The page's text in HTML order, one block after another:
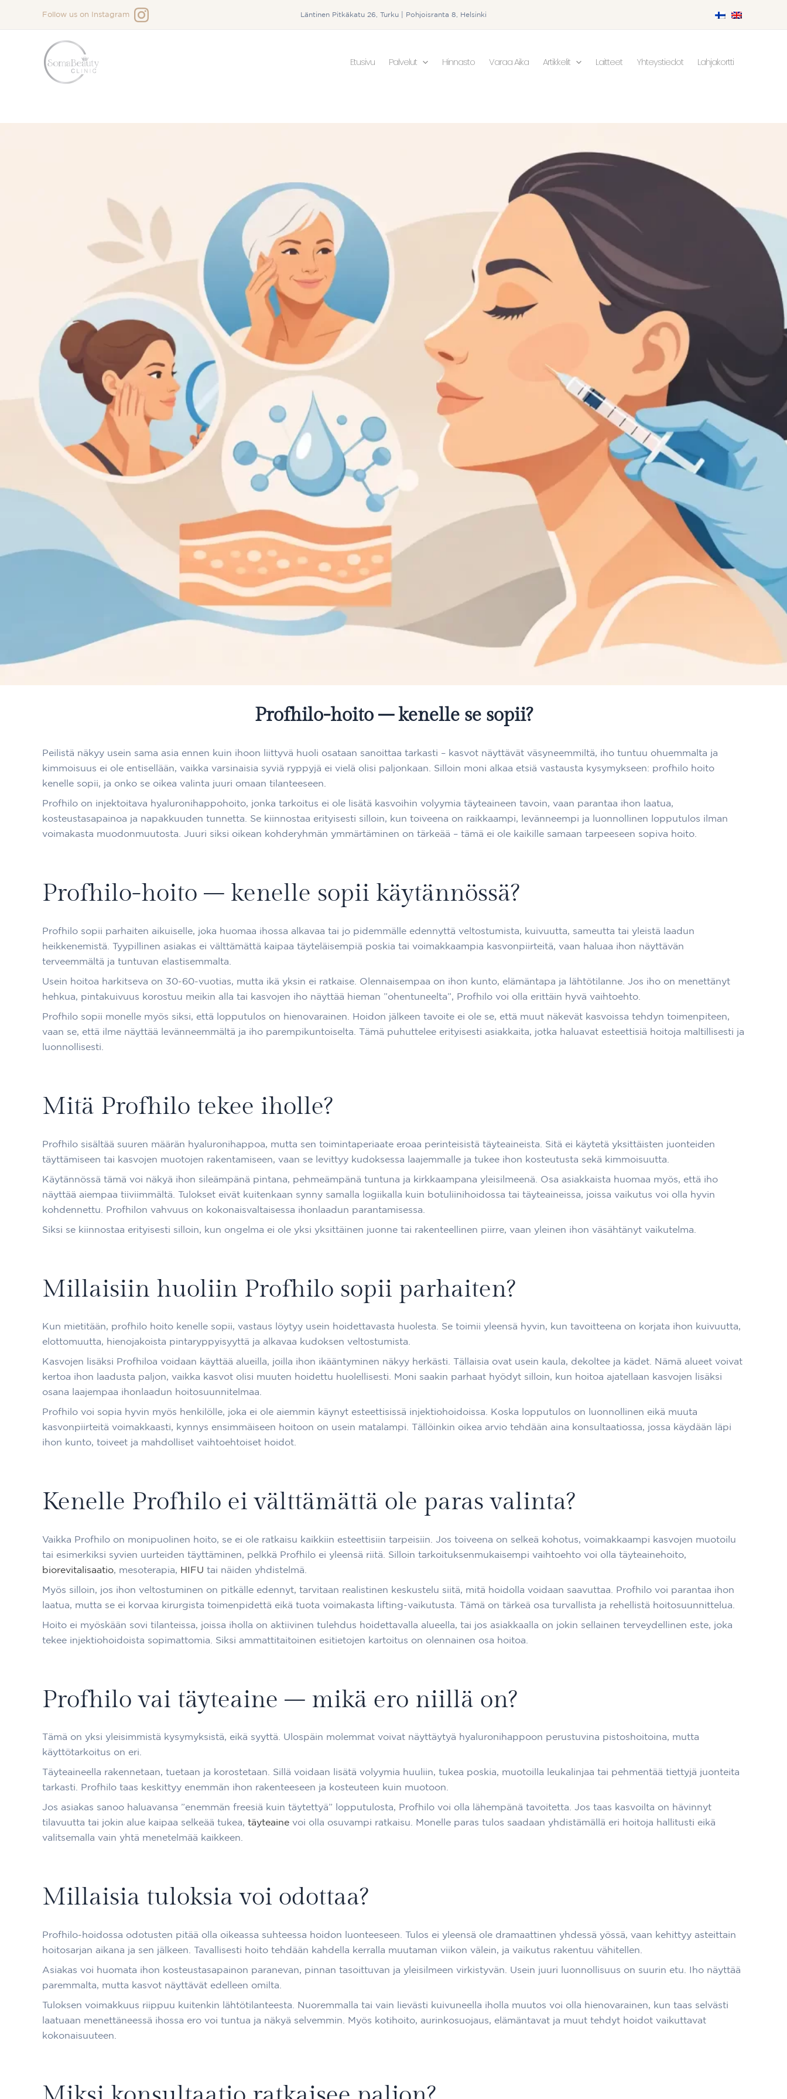
Follow us on Instagram Läntinen Pitkäkatu 26, Turku | Pohjoisranta 8, Helsinki
Etusivu Palvelut Hinnasto Varaa Aika Artikkelit Laitteet Yhteystiedot Lahjakortti
Profhilo-hoito – kenelle se sopii?
Peilistä näkyy usein sama asia ennen kuin ihoon liittyvä huoli osataan sanoittaa tarkasti – kasvot näyttävät väsyneemmiltä, iho tuntuu ohuemmalta ja
kimmoisuus ei ole entisellään, vaikka varsinaisia syviä ryppyjä ei vielä olisi paljonkaan. Silloin moni alkaa etsiä vastausta kysymykseen: profhilo hoito
kenelle sopii, ja onko se oikea valinta juuri omaan tilanteeseen.
Profhilo on injektoitava hyaluronihappohoito, jonka tarkoitus ei ole lisätä kasvoihin volyymia täyteaineen tavoin, vaan parantaa ihon laatua,
kosteustasapainoa ja napakkuuden tunnetta. Se kiinnostaa erityisesti silloin, kun toiveena on raikkaampi, levänneempi ja luonnollinen lopputulos ilman
voimakasta muodonmuutosta. Juuri siksi oikean kohderyhmän ymmärtäminen on tärkeää – tämä ei ole kaikille samaan tarpeeseen sopiva hoito.
Profhilo-hoito – kenelle sopii käytännössä?
Profhilo sopii parhaiten aikuiselle, joka huomaa ihossa alkavaa tai jo pidemmälle edennyttä veltostumista, kuivuutta, sameutta tai yleistä laadun
heikkenemistä. Tyypillinen asiakas ei välttämättä kaipaa täyteläisempiä poskia tai voimakkaampia kasvonpiirteitä, vaan haluaa ihon näyttävän
terveemmältä ja tuntuvan elastisemmalta.
Usein hoitoa harkitseva on 30-60-vuotias, mutta ikä yksin ei ratkaise. Olennaisempaa on ihon kunto, elämäntapa ja lähtötilanne. Jos iho on menettänyt
hehkua, pintakuivuus korostuu meikin alla tai kasvojen iho näyttää hieman ”ohentuneelta”, Profhilo voi olla erittäin hyvä vaihtoehto.
Profhilo sopii monelle myös siksi, että lopputulos on hienovarainen. Hoidon jälkeen tavoite ei ole se, että muut näkevät kasvoissa tehdyn toimenpiteen,
vaan se, että ilme näyttää levänneemmältä ja iho parempikuntoiselta. Tämä puhuttelee erityisesti asiakkaita, jotka haluavat esteettisiä hoitoja maltillisesti ja
luonnollisesti.
Mitä Profhilo tekee iholle?
Profhilo sisältää suuren määrän hyaluronihappoa, mutta sen toimintaperiaate eroaa perinteisistä täyteaineista. Sitä ei käytetä yksittäisten juonteiden
täyttämiseen tai kasvojen muotojen rakentamiseen, vaan se levittyy kudoksessa laajemmalle ja tukee ihon kosteutusta sekä kimmoisuutta.
Käytännössä tämä voi näkyä ihon sileämpänä pintana, pehmeämpänä tuntuna ja kirkkaampana yleisilmeenä. Osa asiakkaista huomaa myös, että iho
näyttää aiempaa tiiviimmältä. Tulokset eivät kuitenkaan synny samalla logiikalla kuin botuliinihoidossa tai täyteaineissa, joissa vaikutus voi olla hyvin
kohdennettu. Profhilon vahvuus on kokonaisvaltaisessa ihonlaadun parantamisessa.
Siksi se kiinnostaa erityisesti silloin, kun ongelma ei ole yksi yksittäinen juonne tai rakenteellinen piirre, vaan yleinen ihon väsähtänyt vaikutelma.
Millaisiin huoliin Profhilo sopii parhaiten?
Kun mietitään, profhilo hoito kenelle sopii, vastaus löytyy usein hoidettavasta huolesta. Se toimii yleensä hyvin, kun tavoitteena on korjata ihon kuivuutta,
elottomuutta, hienojakoista pintaryppyisyyttä ja alkavaa kudoksen veltostumista.
Kasvojen lisäksi Profhiloa voidaan käyttää alueilla, joilla ihon ikääntyminen näkyy herkästi. Tällaisia ovat usein kaula, dekoltee ja kädet. Nämä alueet voivat
kertoa ihon laadusta paljon, vaikka kasvot olisi muuten hoidettu huolellisesti. Moni saakin parhaat hyödyt silloin, kun hoitoa ajatellaan kasvojen lisäksi
osana laajempaa ihonlaadun hoitosuunnitelmaa.
Profhilo voi sopia hyvin myös henkilölle, joka ei ole aiemmin käynyt esteettisissä injektiohoidoissa. Koska lopputulos on luonnollinen eikä muuta
kasvonpiirteitä voimakkaasti, kynnys ensimmäiseen hoitoon on usein matalampi. Tällöinkin oikea arvio tehdään aina konsultaatiossa, jossa käydään läpi
ihon kunto, toiveet ja mahdolliset vaihtoehtoiset hoidot.
Kenelle Profhilo ei välttämättä ole paras valinta?
Vaikka Profhilo on monipuolinen hoito, se ei ole ratkaisu kaikkiin esteettisiin tarpeisiin. Jos toiveena on selkeä kohotus, voimakkaampi kasvojen muotoilu
tai esimerkiksi syvien uurteiden täyttäminen, pelkkä Profhilo ei yleensä riitä. Silloin tarkoituksenmukaisempi vaihtoehto voi olla täyteainehoito,
biorevitalisaatio, mesoterapia, HIFU tai näiden yhdistelmä.
Myös silloin, jos ihon veltostuminen on pitkälle edennyt, tarvitaan realistinen keskustelu siitä, mitä hoidolla voidaan saavuttaa. Profhilo voi parantaa ihon
laatua, mutta se ei korvaa kirurgista toimenpidettä eikä tuota voimakasta lifting-vaikutusta. Tämä on tärkeä osa turvallista ja rehellistä hoitosuunnittelua.
Hoito ei myöskään sovi tilanteissa, joissa iholla on aktiivinen tulehdus hoidettavalla alueella, tai jos asiakkaalla on jokin sellainen terveydellinen este, joka
tekee injektiohoidoista sopimattomia. Siksi ammattitaitoinen esitietojen kartoitus on olennainen osa hoitoa.
Profhilo vai täyteaine – mikä ero niillä on?
Tämä on yksi yleisimmistä kysymyksistä, eikä syyttä. Ulospäin molemmat voivat näyttäytyä hyaluronihappoon perustuvina pistoshoitoina, mutta
käyttötarkoitus on eri.
Täyteaineella rakennetaan, tuetaan ja korostetaan. Sillä voidaan lisätä volyymia huuliin, tukea poskia, muotoilla leukalinjaa tai pehmentää tiettyjä juonteita
tarkasti. Profhilo taas keskittyy enemmän ihon rakenteeseen ja kosteuteen kuin muotoon.
Jos asiakas sanoo haluavansa ”enemmän freesiä kuin täytettyä” lopputulosta, Profhilo voi olla lähempänä tavoitetta. Jos taas kasvoilta on hävinnyt
tilavuutta tai jokin alue kaipaa selkeää tukea, täyteaine voi olla osuvampi ratkaisu. Monelle paras tulos saadaan yhdistämällä eri hoitoja hallitusti eikä
valitsemalla vain yhtä menetelmää kaikkeen.
Millaisia tuloksia voi odottaa?
Profhilo-hoidossa odotusten pitää olla oikeassa suhteessa hoidon luonteeseen. Tulos ei yleensä ole dramaattinen yhdessä yössä, vaan kehittyy asteittain
hoitosarjan aikana ja sen jälkeen. Tavallisesti hoito tehdään kahdella kerralla muutaman viikon välein, ja vaikutus rakentuu vähitellen.
Asiakas voi huomata ihon kosteustasapainon paranevan, pinnan tasoittuvan ja yleisilmeen virkistyvän. Usein juuri luonnollisuus on suurin etu. Iho näyttää
paremmalta, mutta kasvot näyttävät edelleen omilta.
Tuloksen voimakkuus riippuu kuitenkin lähtötilanteesta. Nuoremmalla tai vain lievästi kuivuneella iholla muutos voi olla hienovarainen, kun taas selvästi
laatuaan menettäneessä ihossa ero voi tuntua ja näkyä selvemmin. Myös kotihoito, aurinkosuojaus, elämäntavat ja muut tehdyt hoidot vaikuttavat
kokonaisuuteen.